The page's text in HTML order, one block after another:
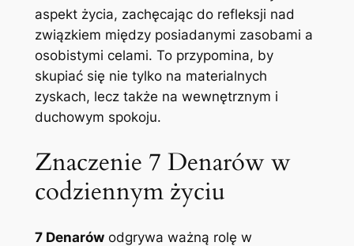
aspekt życia, zachęcając do refleksji nad
związkiem między posiadanymi zasobami a
osobistymi celami. To przypomina, by
skupiać się nie tylko na materialnych
zyskach, lecz także na wewnętrznym i
duchowym spokoju.
Znaczenie 7 Denarów w
codziennym życiu
7 Denarówodgrywa ważną rolę w